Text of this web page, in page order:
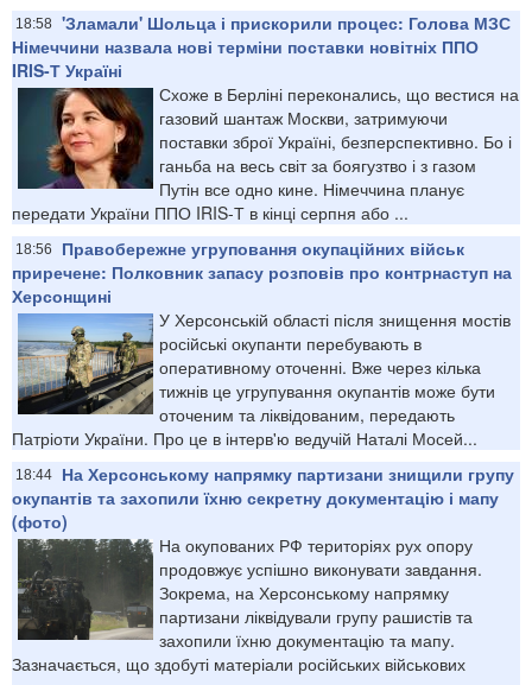
18:58 'Зламали' Шольца і прискорили процес: Голова МЗС
Німеччини назвала нові терміни поставки новітніх ППО
IRIS-Т Україні
Схоже в Берліні переконались, що вестися на
газовий шантаж Москви, затримуючи
поставки зброї Україні, безперспективно. Бо і
ганьба на весь світ за боягузтво і з газом
Путін все одно кине. Німеччина планує
передати України ППО IRIS-Т в кінці серпня або ...
18:56
Правобережне угруповання окупаційних військ
приречене: Полковник запасу розповів про контрнаступ на
Херсонщині
У Херсонській області після знищення мостів
російські окупанти перебувають в
оперативному оточенні. Вже через кілька
тижнів це угрупування окупантів може бути
оточеним та ліквідованим, передають
Патріоти України. Про це в інтерв'ю ведучій Наталі Мосей...
18:44
На Херсонському напрямку партизани знищили групу
окупантів та захопили їхню секретну документацію і мапу
(фото)
На окупованих РФ територіях рух опору
продовжує успішно виконувати завдання.
Зокрема, на Херсонському напрямку
партизани ліквідували групу рашистів та
захопили їхню документацію та мапу.
Зазначається, що здобуті матеріали російських військових